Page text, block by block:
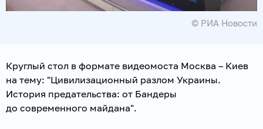
© РИА Новости
Круглый стол в формате видеомоста Москва – Киев
на тему: "Цивилизационный разлом Украины.
История предательства: от Бандеры
до современного майдана".